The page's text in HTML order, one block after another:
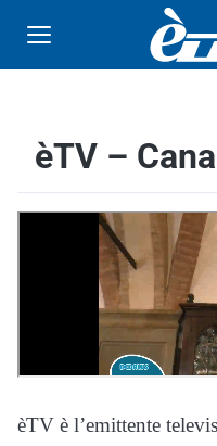
èTV –
Player della diretta
èTV è l’emittente